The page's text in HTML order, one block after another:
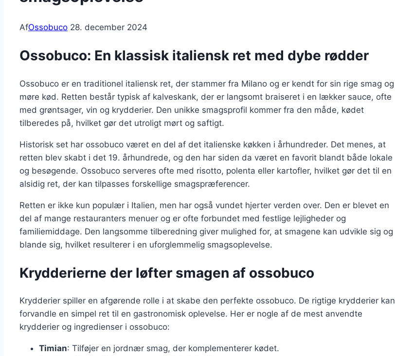
AfOssobuco 28. december 2024
Ossobuco: En klassisk italiensk ret med dybe rødder
Ossobuco er en traditionel italiensk ret, der stammer fra Milano og er kendt for sin rige smag og
møre kød. Retten består typisk af kalveskank, der er langsomt braiseret i en lækker sauce, ofte
med grøntsager, vin og krydderier. Den unikke smagsprofil kommer fra den måde, kødet
tilberedes på, hvilket gør det utroligt mørt og saftigt.
Historisk set har ossobuco været en del af det italienske køkken i århundreder. Det menes, at
retten blev skabt i det 19. århundrede, og den har siden da været en favorit blandt både lokale
og besøgende. Ossobuco serveres ofte med risotto, polenta eller kartofler, hvilket gør det til en
alsidig ret, der kan tilpasses forskellige smagspræferencer.
Retten er ikke kun populær i Italien, men har også vundet hjerter verden over. Den er blevet en
del af mange restauranters menuer og er ofte forbundet med festlige lejligheder og
familiemiddage. Den langsomme tilberedning giver mulighed for, at smagene kan udvikle sig og
blande sig, hvilket resulterer i en uforglemmelig smagsoplevelse.
Krydderierne der løfter smagen af ossobuco
Krydderier spiller en afgørende rolle i at skabe den perfekte ossobuco. De rigtige krydderier kan
forvandle en simpel ret til en gastronomisk oplevelse. Her er nogle af de mest anvendte
krydderier og ingredienser i ossobuco:
Timian: Tilføjer en jordnær smag, der komplementerer kødet.